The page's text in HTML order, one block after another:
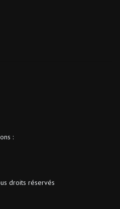
:
droits réservés